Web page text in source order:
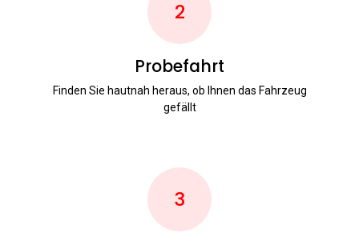
2
Probefahrt
Finden Sie hautnah heraus, ob Ihnen das Fahrzeug
gefällt
3